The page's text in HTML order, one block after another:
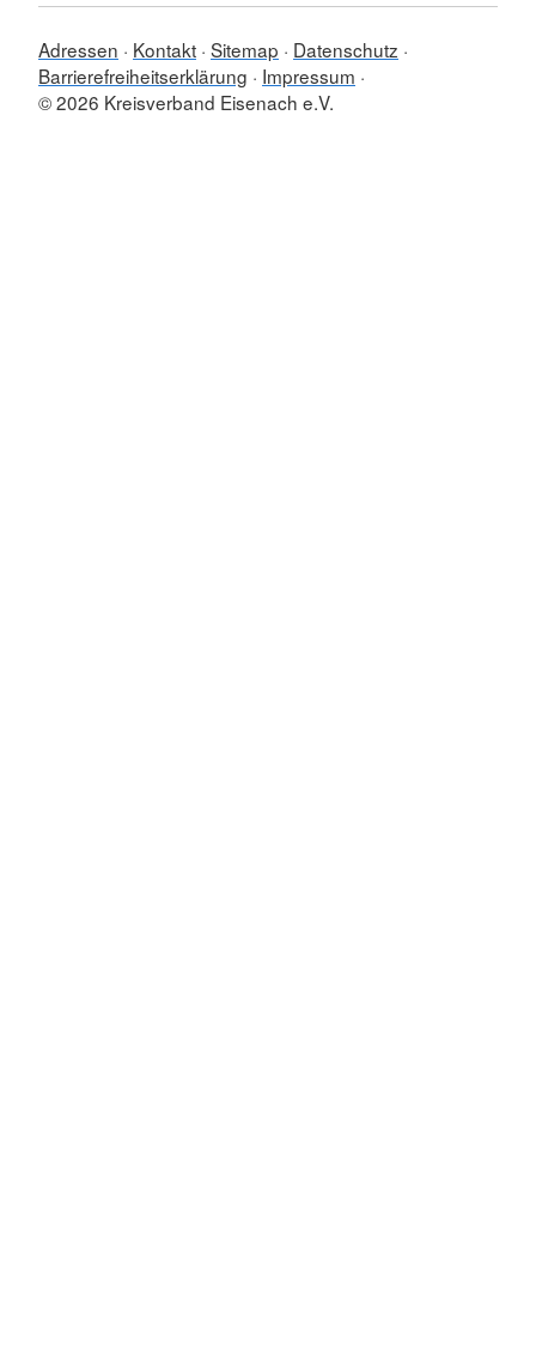
Adressen Kontakt Sitemap
Datenschutz
Barrierefreiheitserklärung
Impressum
© 2026 Kreisverband Eisenach e.V.